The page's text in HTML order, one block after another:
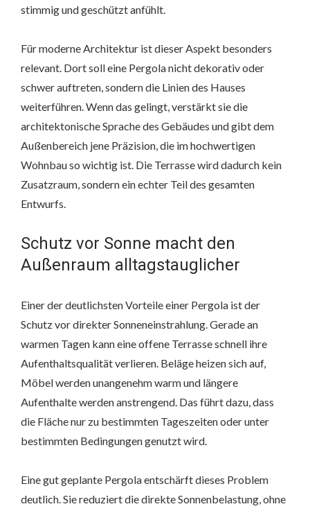
stimmig und geschützt anfühlt.
Für moderne Architektur ist dieser Aspekt besonders
relevant. Dort soll eine Pergola nicht dekorativ oder
schwer auftreten, sondern die Linien des Hauses
weiterführen. Wenn das gelingt, verstärkt sie die
architektonische Sprache des Gebäudes und gibt dem
Außenbereich jene Präzision, die im hochwertigen
Wohnbau so wichtig ist. Die Terrasse wird dadurch kein
Zusatzraum, sondern ein echter Teil des gesamten
Entwurfs.
Schutz vor Sonne macht den
Außenraum alltagstauglicher
Einer der deutlichsten Vorteile einer Pergola ist der
Schutz vor direkter Sonneneinstrahlung. Gerade an
warmen Tagen kann eine offene Terrasse schnell ihre
Aufenthaltsqualität verlieren. Beläge heizen sich auf,
Möbel werden unangenehm warm und längere
Aufenthalte werden anstrengend. Das führt dazu, dass
die Fläche nur zu bestimmten Tageszeiten oder unter
bestimmten Bedingungen genutzt wird.
Eine gut geplante Pergola entschärft dieses Problem
deutlich. Sie reduziert die direkte Sonnenbelastung, ohne